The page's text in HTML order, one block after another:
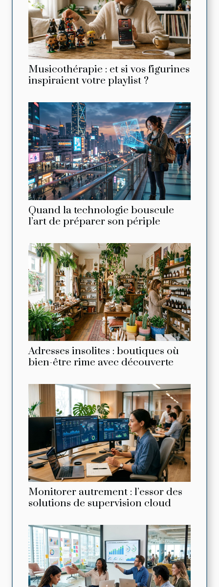
Musicothérapie : et si vos figurines
inspiraient votre playlist ?
Quand la technologie bouscule
l’art de préparer son périple
Adresses insolites : boutiques où
bien-être rime avec découverte
Monitorer autrement : l’essor des
solutions de supervision cloud